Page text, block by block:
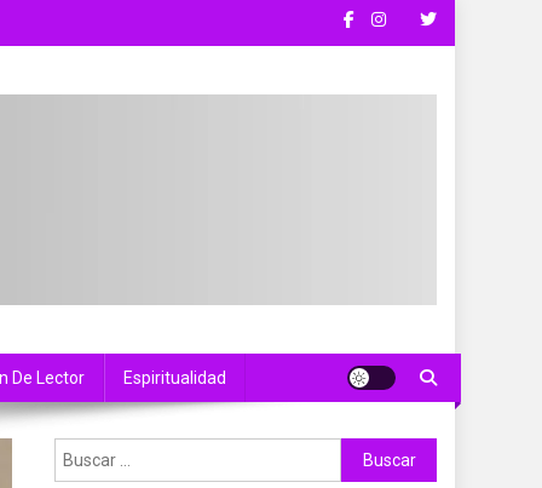
De Lector Espiritualidad
Buscar: